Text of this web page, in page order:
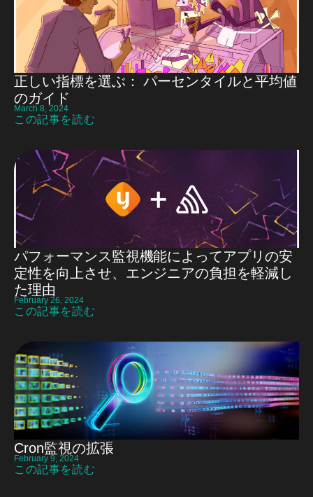
正しい指標を選ぶ： パーセンタイルと平均値
のガイド
March 8, 2024
この記事を読む
パフォーマンス監視機能によってアプリの安
定性を向上させ、エンジニアの負担を軽減し
た理由
February 26, 2024
この記事を読む
Cron監視の拡張
February 9, 2024
この記事を読む